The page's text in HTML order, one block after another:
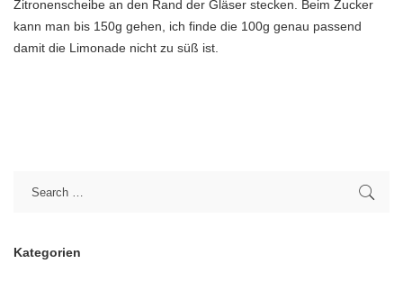
Zitronenscheibe an den Rand der Gläser stecken. Beim Zucker
kann man bis 150g gehen, ich finde die 100g genau passend
damit die Limonade nicht zu süß ist.
Kategorien